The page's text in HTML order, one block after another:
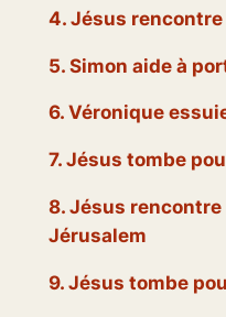
4. Jésus rencontre
5. Simon aide à
6. Véronique
7. Jésus tombe
8. Jésus
Jérusalem
9. Jésus tombe